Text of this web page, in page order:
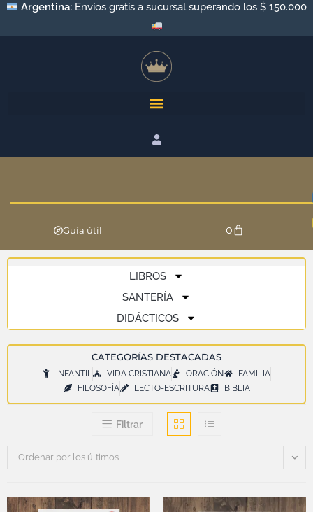
Argentina: Envíos gratis a sucursal superando los $ 150.000
Guía útil 0
LIBROS
SANTERÍA
DIDÁCTICOS
CATEGORÍAS DESTACADAS
INFANTIL VIDA CRISTIANA ORACIÓN
FAMILIA
FILOSOFÍA
LECTO-ESCRITURA BIBLIA
Filtrar
Ordenar por los últimos